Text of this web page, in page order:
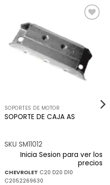
lista de
deseos
SOPORTES DE MOTOR
SOPORTE DE CAJA AS
SKU SM11012
Inicia Sesion para ver los
precios
CHEVROLET C20 D20 D10
C2052269630